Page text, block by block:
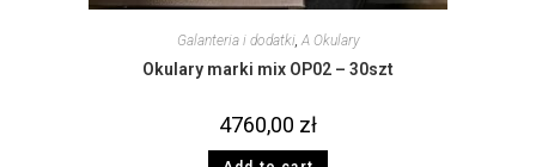
Galanteria i dodatki, A Okulary
Okulary marki mix OP02 – 30szt
4760,00 zł